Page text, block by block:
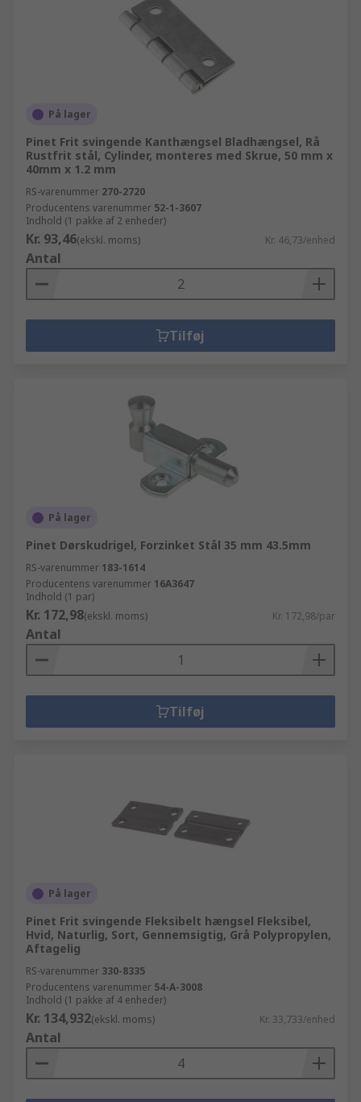
På lager
Pinet Frit svingende Kanthængsel Bladhængsel, Rå
Rustfrit stål, Cylinder, monteres med Skrue, 50 mm x
40mm x 1.2 mm
RS-varenummer 270-2720
Producentens varenummer 52-1-3607
Indhold (1 pakke af 2 enheder)
Kr. 93,46(ekskl. moms) Kr. 46,73/enhed
Antal
Tilføj
På lager
Pinet Dørskudrigel, Forzinket Stål 35 mm 43.5mm
RS-varenummer 183-1614
Producentens varenummer 16A3647
Indhold (1 par)
Kr. 172,98(ekskl. moms) Kr. 172,98/par
Antal
Tilføj
På lager
Pinet Frit svingende Fleksibelt hængsel Fleksibel,
Hvid, Naturlig, Sort, Gennemsigtig, Grå Polypropylen,
Aftagelig
RS-varenummer 330-8335
Producentens varenummer 54-A-3008
Indhold (1 pakke af 4 enheder)
Kr. 134,932(ekskl. moms) Kr. 33,733/enhed
Antal